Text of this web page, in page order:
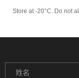
Store at -20°C. Do not